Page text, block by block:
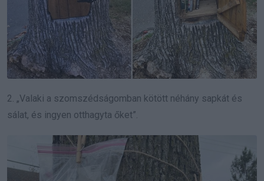
2. „Valaki a szomszédságomban kötött néhány sapkát és
sálat, és ingyen otthagyta őket”.